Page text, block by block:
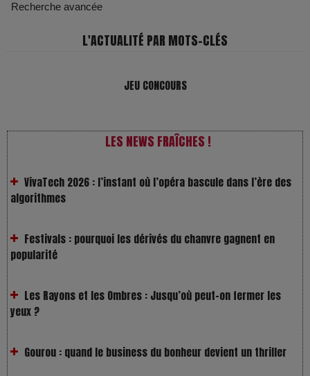
Recherche avancée
L'ACTUALITÉ PAR MOTS-CLÉS
JEU CONCOURS
LES NEWS FRAÎCHES !